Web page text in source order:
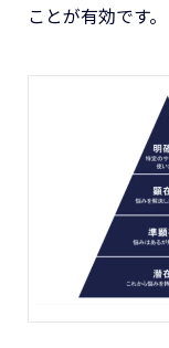
ことが有効です。